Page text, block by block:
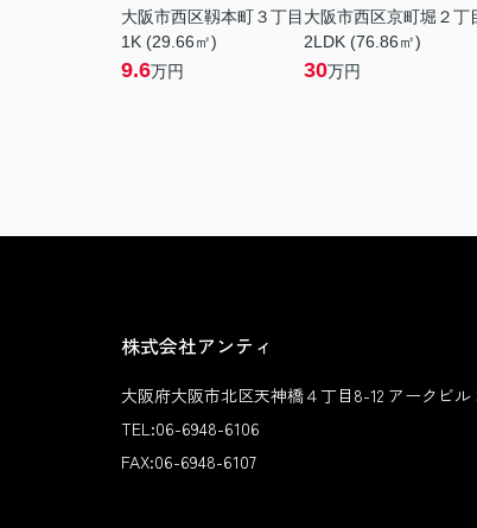
大阪市西区靱本町３丁目
1K (29.66㎡)
9.6万円
大阪市西区京町堀２丁
2LDK (76.86㎡)
30万円
株式会社アンティ
大阪府大阪市北区天神橋４丁目8-12 アークビル
TEL:06-6948-6106
FAX:06-6948-6107